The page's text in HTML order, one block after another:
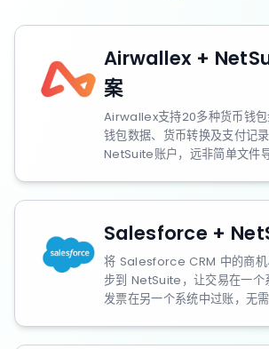
Airwallex +
案
Airwallex支持20多种货币钱
钱包数据、货币转换及支付记
NetSuite账户，远非简单文件
Salesforce +
将 Salesforce CRM 中的商机
步到 NetSuite，让交易在一个
发票在另一个系统中过账，无需